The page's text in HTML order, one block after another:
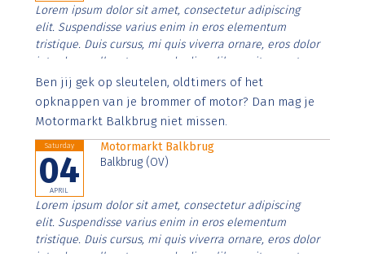
Lorem ipsum dolor sit amet, consectetur adipiscing
elit. Suspendisse varius enim in eros elementum
tristique. Duis cursus, mi quis viverra ornare, eros dolor
interdum nulla, ut commodo diam libero vitae erat.
Aenean faucibus nibh et justo cursus id rutrum lorem
imperdiet. Nunc ut sem vitae risus tristique posuere.
Ben jij gek op sleutelen, oldtimers of het
opknappen van je brommer of motor? Dan mag je
Motormarkt Balkbrug niet missen.
Saturday
04
APRIL
Motormarkt Balkbrug
Balkbrug (OV)
Lorem ipsum dolor sit amet, consectetur adipiscing
elit. Suspendisse varius enim in eros elementum
tristique. Duis cursus, mi quis viverra ornare, eros dolor
interdum nulla, ut commodo diam libero vitae erat.